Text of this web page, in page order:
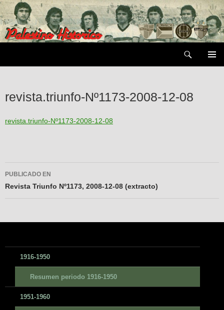
Saltar
al
contenido
revista.triunfo-Nº1173-2008-12-08
revista.triunfo-Nº1173-2008-12-08
Navegador
de
PUBLICADO EN
Revista Triunfo Nº1173, 2008-12-08 (extracto)
1916-1950
Resumen periodo 1916-1950
1951-1960